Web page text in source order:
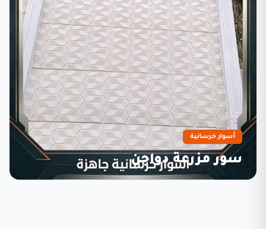
أسوار خرسانية
سور مزرعة دواجن